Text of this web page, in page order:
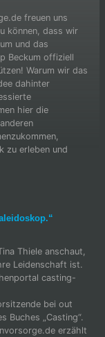
freuen uns
können, dass wir
und das
Beckum offiziell
Warum wir das
dahinter
hier die
zu erleben und
Thiele anschaut,
Leidenschaft ist.
casting-
bei out
Buches „Casting“.
erzählt